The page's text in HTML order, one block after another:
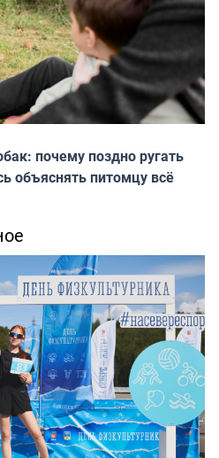
почему поздно ругать
объяснять питомцу всё